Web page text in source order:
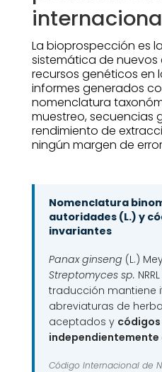
La bioprospección es
sistemática de
recursos genéticos en
informes generados
nomenclatura
muestreo, secuencias
rendimiento de
ningún margen de
Nomenclatura
autoridades (L.) y
invariantes
Panax ginseng (L.)
Streptomyces sp.
traducción mantiene
abreviaturas de
aceptados y
independientemente
Código Internacional de